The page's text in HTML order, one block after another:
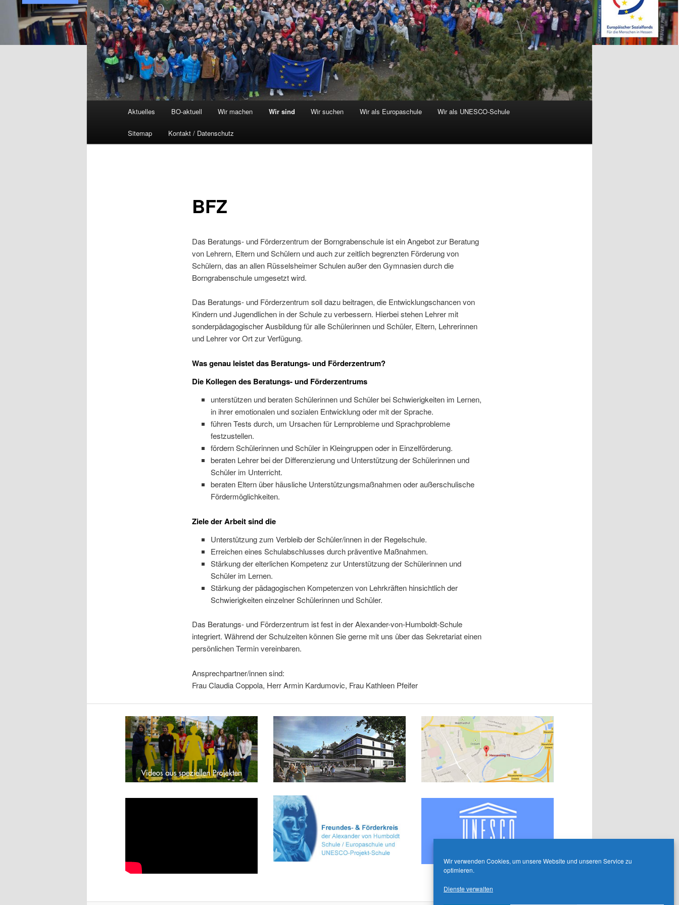
Wir verwenden Cookies, um unsere Website und unseren Service zu
optimieren.
Dienste verwalten
Aktuelles BO-aktuell Wir machen Wir sind Wir suchen Wir als Europaschule Wir als UNESCO-Schule
Sitemap Kontakt / Datenschutz
BFZ
Das Beratungs- und Förderzentrum der Borngrabenschule ist ein Angebot zur Beratung
von Lehrern, Eltern und Schülern und auch zur zeitlich begrenzten Förderung von
Schülern, das an allen Rüsselsheimer Schulen außer den Gymnasien durch die
Borngrabenschule umgesetzt wird.
Das Beratungs- und Förderzentrum soll dazu beitragen, die Entwicklungschancen von
Kindern und Jugendlichen in der Schule zu verbessern. Hierbei stehen Lehrer mit
sonderpädagogischer Ausbildung für alle Schülerinnen und Schüler, Eltern, Lehrerinnen
und Lehrer vor Ort zur Verfügung.
Was genau leistet das Beratungs- und Förderzentrum?
Die Kollegen des Beratungs- und Förderzentrums
unterstützen und beraten Schülerinnen und Schüler bei Schwierigkeiten im Lernen,
in ihrer emotionalen und sozialen Entwicklung oder mit der Sprache.
führen Tests durch, um Ursachen für Lernprobleme und Sprachprobleme
festzustellen.
fördern Schülerinnen und Schüler in Kleingruppen oder in Einzelförderung.
beraten Lehrer bei der Differenzierung und Unterstützung der Schülerinnen und
Schüler im Unterricht.
beraten Eltern über häusliche Unterstützungsmaßnahmen oder außerschulische
Fördermöglichkeiten.
Ziele der Arbeit sind die
Unterstützung zum Verbleib der Schüler/innen in der Regelschule.
Erreichen eines Schulabschlusses durch präventive Maßnahmen.
Stärkung der elterlichen Kompetenz zur Unterstützung der Schülerinnen und
Schüler im Lernen.
Stärkung der pädagogischen Kompetenzen von Lehrkräften hinsichtlich der
Schwierigkeiten einzelner Schülerinnen und Schüler.
Das Beratungs- und Förderzentrum ist fest in der Alexander-von-Humboldt-Schule
integriert. Während der Schulzeiten können Sie gerne mit uns über das Sekretariat einen
persönlichen Termin vereinbaren.
Ansprechpartner/innen sind:
Frau Claudia Coppola, Herr Armin Kardumovic, Frau Kathleen Pfeifer